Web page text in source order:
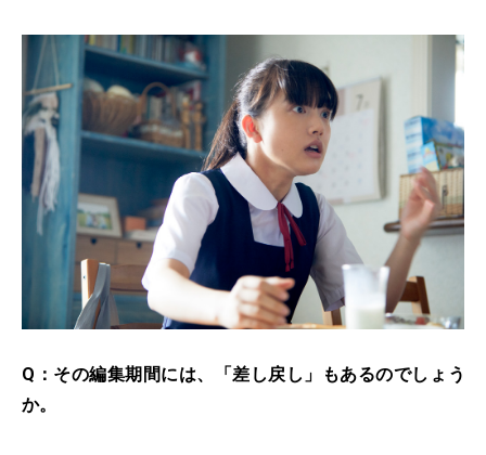
Q：その編集期間には、「差し戻し」もあるのでしょう
か。